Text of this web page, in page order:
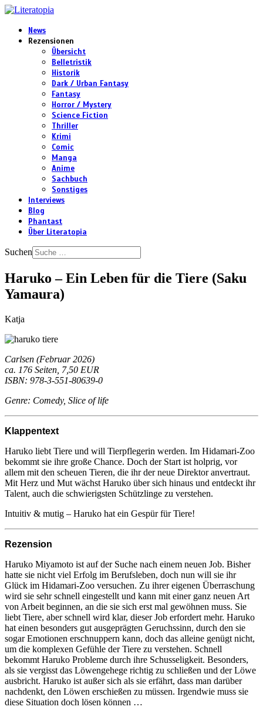
News
Rezensionen
Übersicht
Belletristik
Historik
Dark / Urban Fantasy
Fantasy
Horror / Mystery
Science Fiction
Thriller
Krimi
Comic
Manga
Anime
Sachbuch
Sonstiges
Interviews
Blog
Phantast
Über Literatopia
Suchen
Haruko – Ein Leben für die Tiere (Saku
Yamaura)
Katja
Carlsen (Februar 2026)
ca. 176 Seiten, 7,50 EUR
ISBN: 978-3-551-80639-0
Genre: Comedy, Slice of life
Klappentext
Haruko liebt Tiere und will Tierpflegerin werden. Im Hidamari-Zoo
bekommt sie ihre große Chance. Doch der Start ist holprig, vor
allem mit den scheuen Tieren, die ihr der neue Direktor anvertraut.
Mit Herz und Mut wächst Haruko über sich hinaus und entdeckt ihr
Talent, auch die schwierigsten Schützlinge zu verstehen.
Intuitiv & mutig – Haruko hat ein Gespür für Tiere!
Rezension
Haruko Miyamoto ist auf der Suche nach einem neuen Job. Bisher
hatte sie nicht viel Erfolg im Berufsleben, doch nun will sie ihr
Glück im Hidamari-Zoo versuchen. Zu ihrer eigenen Überraschung
wird sie sehr schnell eingestellt und kann mit einer ganz neuen Art
von Arbeit beginnen, an die sie sich erst mal gewöhnen muss. Sie
liebt Tiere, aber schnell wird klar, dieser Job erfordert mehr. Haruko
hat einen besonders gut ausgeprägten Geruchssinn, durch den sie
sogar Emotionen erschnuppern kann, doch das alleine genügt nicht,
um die komplexen Gefühle der Tiere zu verstehen. Schnell
bekommt Haruko Probleme durch ihre Schusseligkeit. Besonders,
als sie vergisst das Löwengehege richtig zu schließen und der Löwe
ausbricht. Haruko ist außer sich als sie erfährt, dass man darüber
nachdenkt, den Löwen erschießen zu müssen. Irgendwie muss sie
diese Situation doch lösen können …